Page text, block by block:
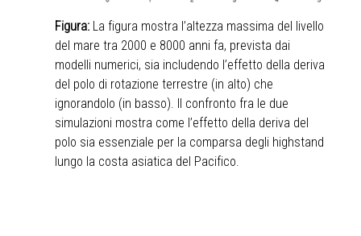
Figura: La figura mostra l’altezza massima del livello
del mare tra 2000 e 8000 anni fa, prevista dai
modelli numerici, sia includendo l’effetto della deriva
del polo di rotazione terrestre (in alto) che
ignorandolo (in basso). Il confronto fra le due
simulazioni mostra come l’effetto della deriva del
polo sia essenziale per la comparsa degli highstand
lungo la costa asiatica del Pacifico.